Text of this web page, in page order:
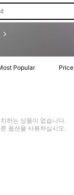
Popular Price
하는 상품이 없습니다.
옵션을 사용하십시오.